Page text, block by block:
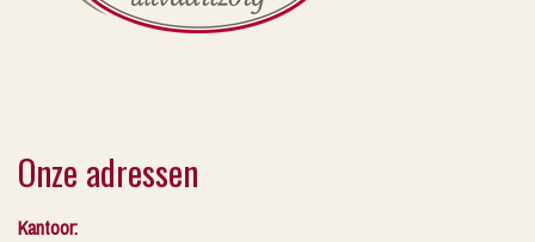
Onze adressen
Kantoor: